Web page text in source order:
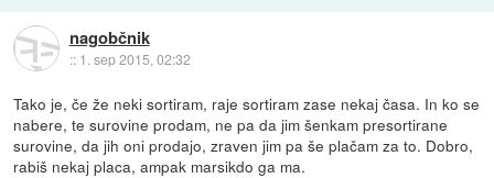
nagobčnik
:: 1. sep 2015, 02:32
Tako je, če že neki sortiram, raje sortiram zase nekaj časa. In ko se
nabere, te surovine prodam, ne pa da jim šenkam presortirane
surovine, da jih oni prodajo, zraven jim pa še plačam za to. Dobro,
rabiš nekaj placa, ampak marsikdo ga ma.